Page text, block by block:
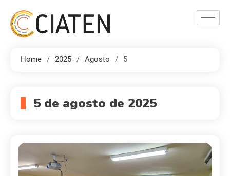
Home 2025 Agosto 5
5 de agosto de 2025